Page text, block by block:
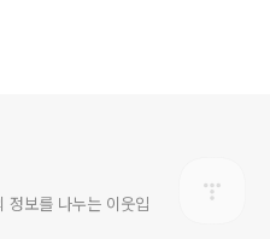
정보를 나누는 이웃입